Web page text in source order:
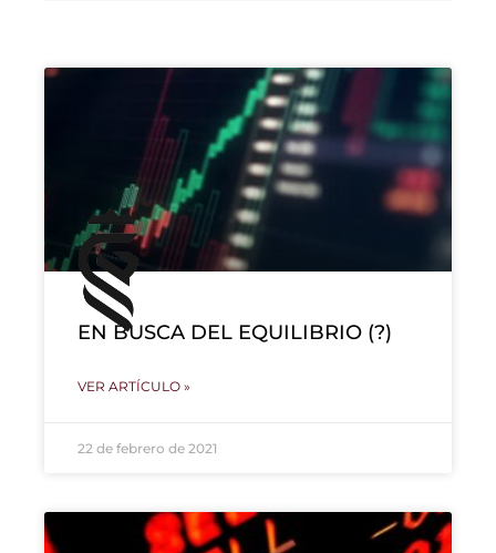
EN BUSCA DEL EQUILIBRIO (?)
VER ARTÍCULO »
22 de febrero de 2021